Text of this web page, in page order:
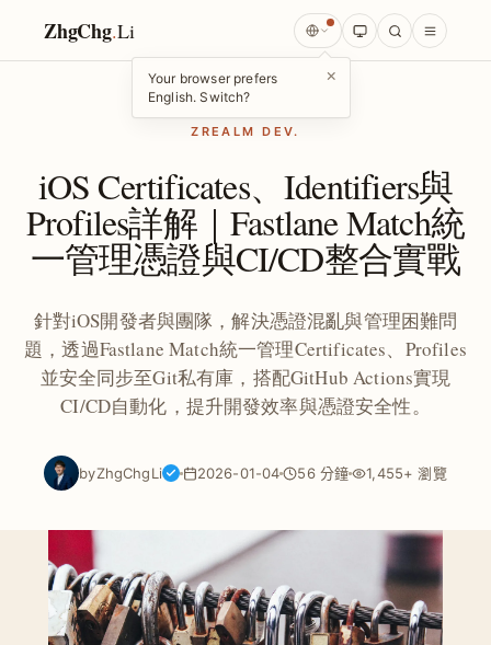
ZhgChg.Li
Your browser prefers
English. Switch?
×
ZREALM DEV.
iOS Certificates、Identifiers與
Profiles詳解｜Fastlane Match統
一管理憑證與CI/CD整合實戰
針對iOS開發者與團隊，解決憑證混亂與管理困難問
題，透過Fastlane Match統一管理Certificates、Profiles
並安全同步至Git私有庫，搭配GitHub Actions實現
CI/CD自動化，提升開發效率與憑證安全性。
byZhgChgLi 2026-01-04 56 分鐘 1,455+ 瀏覽